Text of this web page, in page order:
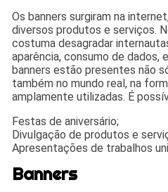
Os banners surgiram na
diversos produtos e serviços.
costuma desagradar
aparência, consumo de dados,
banners estão presentes não
também no mundo real, na
amplamente utilizadas. É
Festas de aniversário;
Divulgação de produtos e
Apresentações de trabalhos
Banners